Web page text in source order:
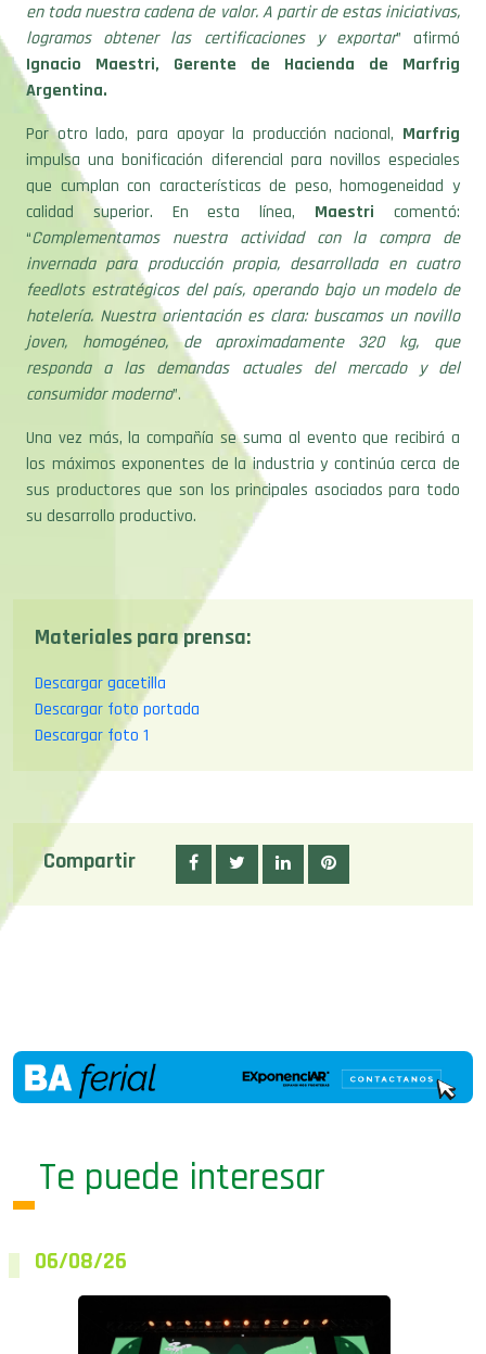
en toda nuestra cadena de valor. A partir de estas iniciativas,
logramos obtener las certificaciones y exportar” afirmó
Ignacio
Maestri, Gerente de Hacienda de Marfrig
Argentina.
Por otro lado, para apoyar la producción nacional, Marfrig
impulsa una bonificación diferencial para novillos especiales
que cumplan con características de peso, homogeneidad y
calidad superior. En esta línea, Maestricomentó:
“Complementamos nuestra actividad con la compra de
invernada para producción propia, desarrollada en cuatro
feedlots estratégicos del país, operando bajo un modelo de
hotelería. Nuestra orientación es clara: buscamos un novillo
joven, homogéneo, de aproximadamente 320 kg, que
responda a las demandas actuales del mercado y del
consumidor moderno”.
Una vez más, la compañía se suma al evento que recibirá a
los máximos exponentes de la industria y continúa cerca de
sus productores que son los principales asociados para todo
su desarrollo productivo.
Materiales para prensa:
Descargar gacetilla
Descargar foto portada
Descargar foto 1
Compartir
Te puede interesar
06/08/26